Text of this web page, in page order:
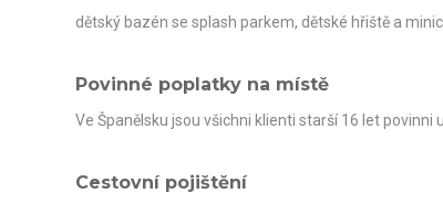
dětský bazén se splash parkem, dětské hřiště a
Povinné poplatky na místě
Ve Španělsku jsou všichni klienti starší 16 let
Cestovní pojištění